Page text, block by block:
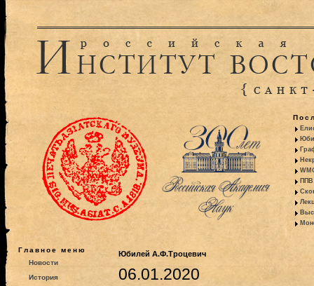
ППВ
Главное меню
Новости
История
Юбилей А.Ф.Троцевич
06.01.2020